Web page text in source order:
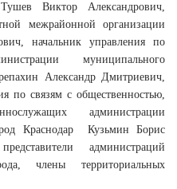
Виктор Александрович,
межрайонной организации
начальник управления по
муниципального
Александр Дмитриевич,
по связям с общественностью,
администрации
Краснодар Кузьмин Борис
администраций
члены территориальных